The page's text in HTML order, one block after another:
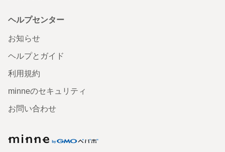
ヘルプセンター
お知らせ
ヘルプとガイド
利用規約
minneのセキュリティ
お問い合わせ